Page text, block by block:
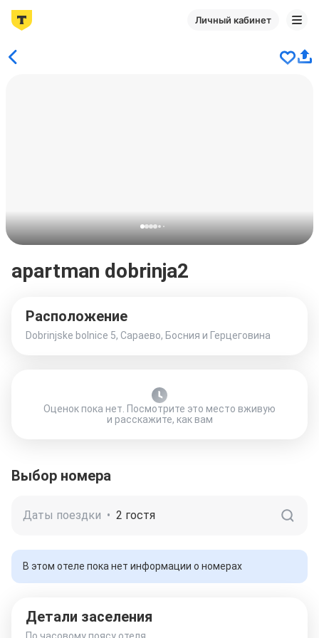
Личный кабинет
apartman dobrinja2
Расположение
Dobrinjske bolnice 5, Сараево, Босния и Герцеговина
Оценок пока нет. Посмотрите это место вживую
и расскажите, как вам
Выбор номера
Даты поездки • 2 гостя
В этом отеле пока нет информации о номерах
Детали заселения